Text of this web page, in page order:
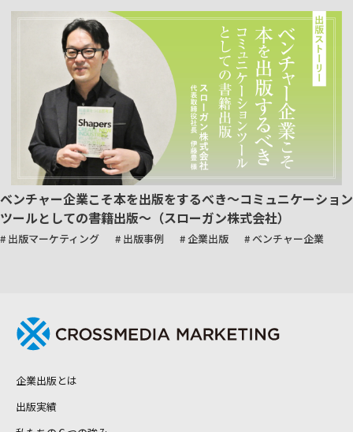
ベンチャー企業こそ本を出版をするべき～コミュニケーション
ツールとしての書籍出版～（スローガン株式会社）
# 出版マーケティング # 出版事例 # 企業出版 # ベンチャー企業
企業出版とは
出版実績